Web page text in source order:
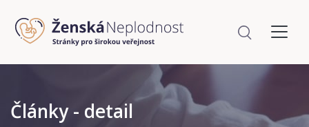
Články - detail